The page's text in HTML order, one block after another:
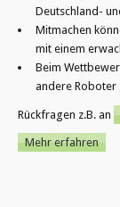
Deutschland-
Mitmachen
mit einem
Beim
andere Roboter
Rückfragen z.B. an
Mehr erfahren